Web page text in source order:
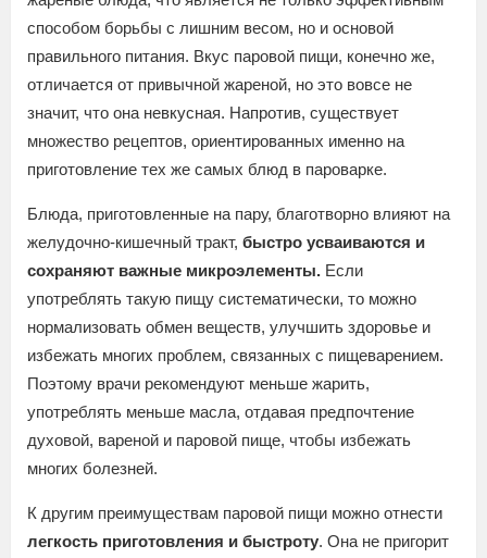
способом борьбы с лишним весом, но и основой
правильного питания. Вкус паровой пищи, конечно же,
отличается от привычной жареной, но это вовсе не
значит, что она невкусная. Напротив, существует
множество рецептов, ориентированных именно на
приготовление тех же самых блюд в пароварке.
Блюда, приготовленные на пару, благотворно влияют на
желудочно-кишечный тракт, быстро усваиваются и
сохраняют важные микроэлементы. Если
употреблять такую пищу систематически, то можно
нормализовать обмен веществ, улучшить здоровье и
избежать многих проблем, связанных с пищеварением.
Поэтому врачи рекомендуют меньше жарить,
употреблять меньше масла, отдавая предпочтение
духовой, вареной и паровой пище, чтобы избежать
многих болезней.
К другим преимуществам паровой пищи можно отнести
легкость приготовления и быстроту. Она не пригорит